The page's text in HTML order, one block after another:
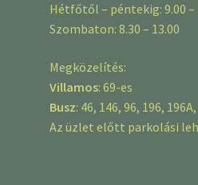
Hétfőtől – péntekig: 9.00 –
Szombaton: 8.30 – 13.00
Megközelítés:
Villamos: 69-es
Busz: 46, 146, 96, 196,
Az üzlet előtt parkolási